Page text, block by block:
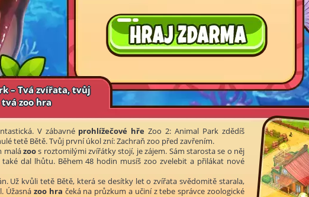
– Tvá zvířata, tvůj
zoo hra
V zábavné prohlížečové hře Zoo 2: Animal Park zdědíš
tetě Bětě. Tvůj první úkol zní: Zachraň zoo před zavřením.
malázoos roztomilými zvířátky stojí, je zájem. Sám starosta se o něj
dal lhůtu. Během 48 hodin musíš zoo zvelebit a přilákat nové
Už kvůli tetě Bětě, která se desítky let o zvířata svědomitě starala,
Úžasná zoo hra čeká na průzkum a učiní z tebe správce zoologické